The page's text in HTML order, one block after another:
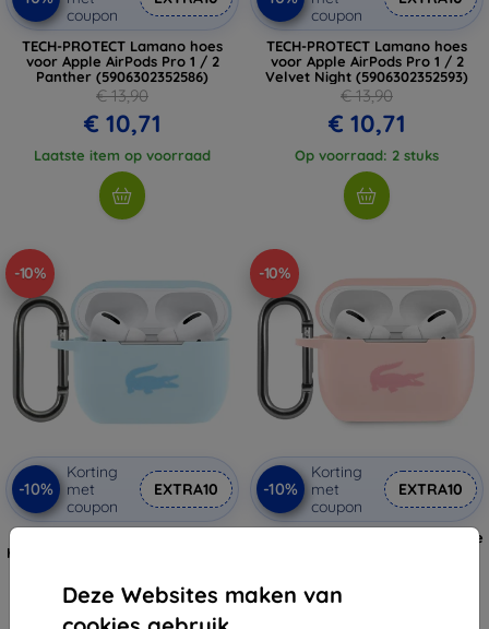
Deze Websites maken van
coupon
TECH-PROTECT Lamano hoes
voor Apple AirPods Pro 1 / 2
Panther (5906302352586)
€ 13,90
€ 10,71
Laatste item op voorraad
coupon
TECH-PROTECT Lamano hoes
voor Apple AirPods Pro 1 / 2
Velvet Night (5906302352593)
€ 13,90
€ 10,71
Op voorraad: 2 stuks
-10%
-10%
Korting
met
coupon
EXTRA10
Hoes met Logo Print voor AirPods
€ 29,90
€ 26,91
-10%
-10%
Korting
met
coupon
EXTRA10
Lacoste Liquid Silicone glanzende
€ 29,90